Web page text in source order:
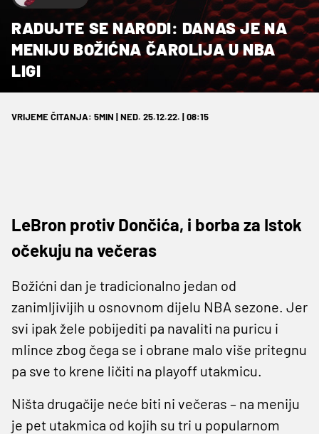
RADUJTE SE NARODI: DANAS JE NA
MENIJU BOŽIĆNA ČAROLIJA U NBA
LIGI
VRIJEME ČITANJA: 5MIN | NED. 25.12.22. | 08:15
LeBron protiv Dončića, i borba za Istok
očekuju na večeras
Božićni dan je tradicionalno jedan od
zanimljivijih u osnovnom dijelu NBA sezone. Jer
svi ipak žele pobijediti pa navaliti na puricu i
mlince zbog čega se i obrane malo više pritegnu
pa sve to krene ličiti na playoff utakmicu.
Ništa drugačije neće biti ni večeras – na meniju
je pet utakmica od kojih su tri u popularnom